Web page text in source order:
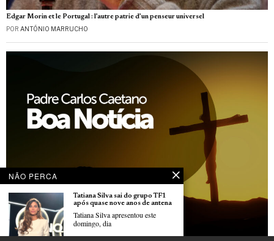
Edgar Morin et le Portugal : l’autre patrie d’un penseur universel
POR ANTÓNIO MARRUCHO
NÃO PERCA
Tatiana Silva sai do grupo TF1
após quase nove anos de antena
Tatiana Silva apresentou este
domingo, dia